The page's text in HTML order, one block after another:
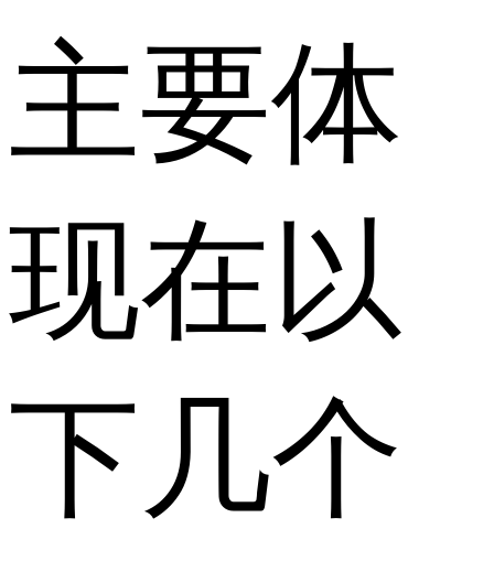
主要体
现在以
下几个